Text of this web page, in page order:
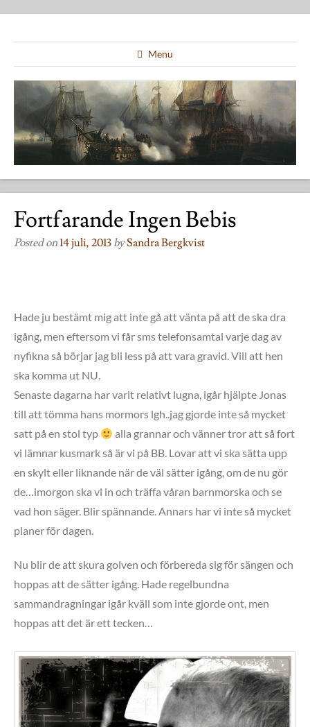
Menu
Fortfarande Ingen Bebis
Posted on14 juli, 2013 bySandra Bergkvist
Hade ju bestämt mig att inte gå att vänta på att de ska dra
igång, men eftersom vi får sms telefonsamtal varje dag av
nyfikna så börjar jag bli less på att vara gravid. Vill att hen
ska komma ut NU.
Senaste dagarna har varit relativt lugna, igår hjälpte Jonas
till att tömma hans mormors lgh..jag gjorde inte så mycket
satt på en stol typ
alla grannar och vänner tror att så fort
vi lämnar kusmark så är vi på BB. Lovar att vi ska sätta upp
en skylt eller liknande när de väl sätter igång, om de nu gör
de…imorgon ska vi in och träffa våran barnmorska och se
vad hon säger. Blir spännande. Annars har vi inte så mycket
planer för dagen.
Nu blir de att skura golven och förbereda sig för sängen och
hoppas att de sätter igång. Hade regelbundna
sammandragningar igår kväll som inte gjorde ont, men
hoppas att det är ett tecken…